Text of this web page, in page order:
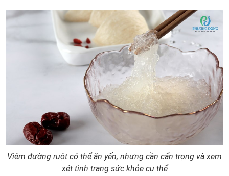
Viêm đường ruột có thể ăn yến, nhưng cần cẩn trọng và xem
xét tình trạng sức khỏe cụ thể